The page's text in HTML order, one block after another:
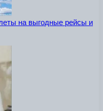
на выгодные рейсы и